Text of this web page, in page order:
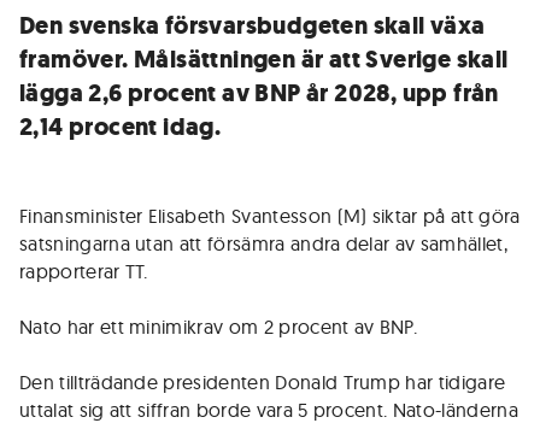
Den svenska försvarsbudgeten skall växa
framöver. Målsättningen är att Sverige skall
lägga 2,6 procent av BNP år 2028, upp från
2,14 procent idag.
Finansminister Elisabeth Svantesson (M) siktar på att göra
satsningarna utan att försämra andra delar av samhället,
rapporterar TT.
Nato har ett minimikrav om 2 procent av BNP.
Den tillträdande presidenten Donald Trump har tidigare
uttalat sig att siffran borde vara 5 procent. Nato-länderna